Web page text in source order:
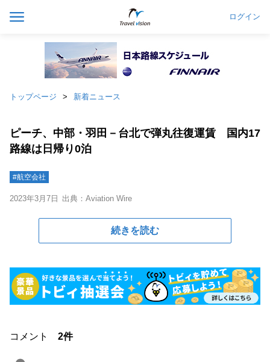
ログイン
トップページ 新着ニュース
ピーチ、中部・羽田－台北で弾丸往復運賃 国内17
路線は日帰り0泊
#航空会社
2023年3月7日 出典：Aviation Wire
続きを読む
コメント 2件